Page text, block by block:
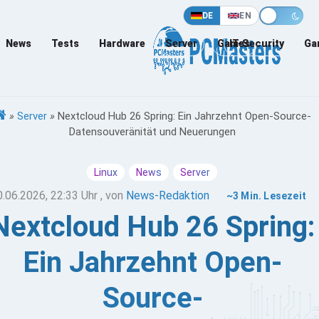
DE EN
News Tests Hardware Server Games
IT-Security
» Server » Nextcloud Hub 26 Spring: Ein Jahrzehnt Open-Source-
Datensouveränität und Neuerungen
Linux News Server
22:33 Uhr , von News-Redaktion ~3 Min. Lesezeit
Hub 26 Spring:
Ein Jahrzehnt Open-
Source-